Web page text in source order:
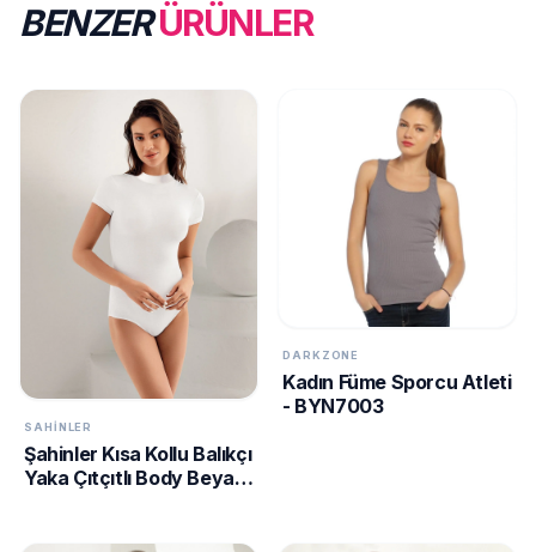
BENZERÜRÜNLER
SAHINLER
Şahinler Kısa Kollu Balıkçı
Yaka Çıtçıtlı Body Beyaz
DARKZONE
Kadın Füme Sporcu Atleti
- BYN7003